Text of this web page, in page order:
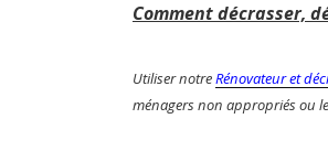
Comment décrasser,
Utiliser notreRénovateur et
ménagers non appropriés ou